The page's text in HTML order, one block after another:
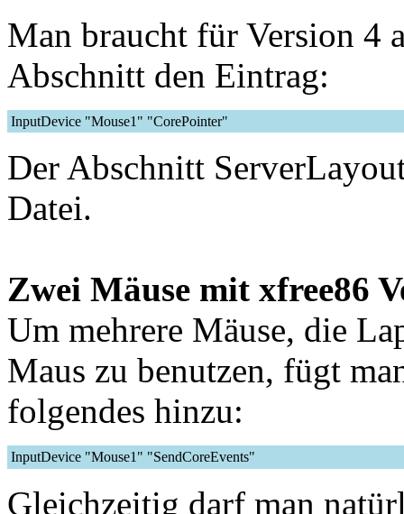
Man braucht für Version 4
Abschnitt den Eintrag:
InputDevice "Mouse1" "CorePointer"
Der Abschnitt
Datei.
Zwei Mäuse mit xfree86
Um mehrere Mäuse, die
Maus zu benutzen, fügt
folgendes hinzu:
InputDevice "Mouse1" "SendCoreEvents"
Gleichzeitig darf man